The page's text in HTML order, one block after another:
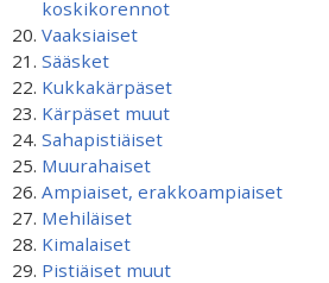
koskikorennot
Vaaksiaiset
Sääsket
Kukkakärpäset
Kärpäset muut
Sahapistiäiset
Muurahaiset
Ampiaiset, erakkoampiaiset
Mehiläiset
Kimalaiset
Pistiäiset muut